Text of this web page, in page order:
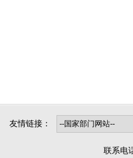
友情链接：
联系电话